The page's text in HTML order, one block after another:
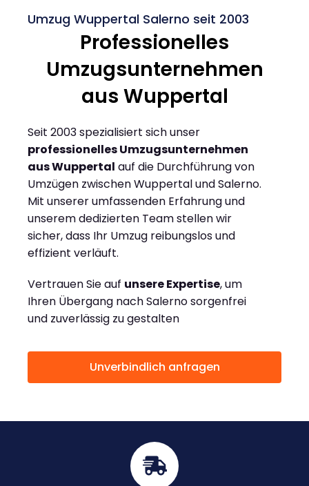
Umzug Wuppertal Salerno seit 2003
Professionelles
Umzugsunternehmen
aus Wuppertal
Seit 2003 spezialisiert sich unser
professionelles Umzugsunternehmen
aus Wuppertal auf die Durchführung von
Umzügen zwischen Wuppertal und Salerno.
Mit unserer umfassenden Erfahrung und
unserem dedizierten Team stellen wir
sicher, dass Ihr Umzug reibungslos und
effizient verläuft.
Vertrauen Sie auf unsere Expertise, um
Ihren Übergang nach Salerno sorgenfrei
und zuverlässig zu gestalten
Unverbindlich anfragen